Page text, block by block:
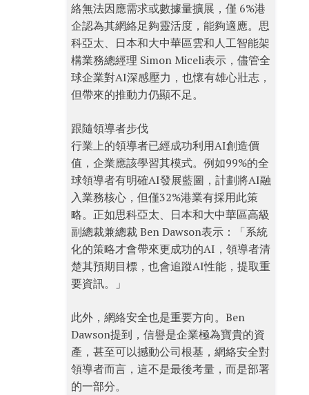
絡無法因應需求或數據量擴展，僅 6%港
企認為其網絡足夠靈活度，能夠適應。思
科亞太、日本和大中華區雲和人工智能架
構業務總經理 Simon Miceli表示，儘管全
球企業對AI深感壓力，也懷有雄心壯志，
但帶來的推動力仍顯不足。
跟隨領導者步伐
行業上的領導者已經成功利用AI創造價
值，企業應該學習其模式。例如99%的全
球領導者有明確AI發展藍圖，計劃將AI融
入業務核心，但僅32%港業有採用此策
略。正如思科亞太、日本和大中華區高級
副總裁兼總裁 Ben Dawson表示：「系統
化的策略才會帶來更成功的AI，領導者清
楚其預期目標，也會追蹤AI性能，提取重
要資訊。」
此外，網絡安全也是重要方向。Ben
Dawson提到，信譽是企業極為寶貴的資
產，甚至可以撼動公司根基，網絡安全對
領導者而言，這不是最後考量，而是部署
的一部分。